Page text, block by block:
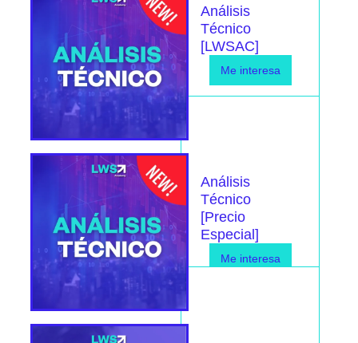
Análisis
Técnico
[LWSAC]
Me interesa
Análisis
Técnico
[Precio
Especial]
Me interesa